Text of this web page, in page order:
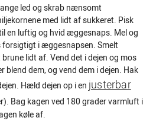
led og skrab nænsomt
med lidt af sukkeret. Pisk
en luftig og hvid æggesnaps. Mel og
forsigtigt i æggesnapsen. Smelt
lidt af. Vend det i dejen og mos
blend dem, og vend dem i dejen. Hak
Hæld dejen op i en justerbar
Bag kagen ved 180 grader varmluft i
køle af.